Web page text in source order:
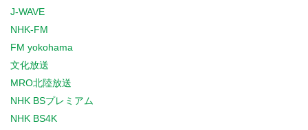
J-WAVE
NHK-FM
FM yokohama
文化放送
MRO北陸放送
NHK BSプレミアム
NHK BS4K